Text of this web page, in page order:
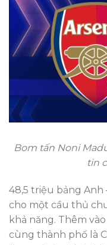
Bom tấn Noni
tin
48,5 triệu bảng Anh
cho một cầu thủ
khả năng. Thêm
cùng thành phố là